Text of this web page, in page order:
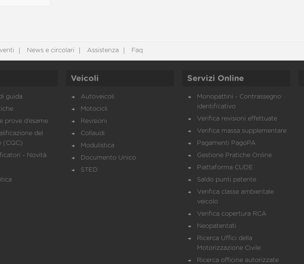
News e circolari Assistenza Faq
guida
prove d’esame
del
(CQC)
- Novità
Veicoli
Autoveicoli
Motocicli
Revisioni
Collaudi
Modulistica
Documento Unico
STED
Servizi Online
Monopattini - Contrassegno
identificativo
Verifica revisioni effettuate
Verifica massa supplementare
Pagamenti PagoPA
Gestione Pratiche Online
Piattaforma CUDE
Saldo punti patente
Verifica classe ambientale
veicolo
Verifica copertura RCA
Neopatentati
Ricerca Uffici della
Motorizzazione Civile
Ricerca officine autorizzate